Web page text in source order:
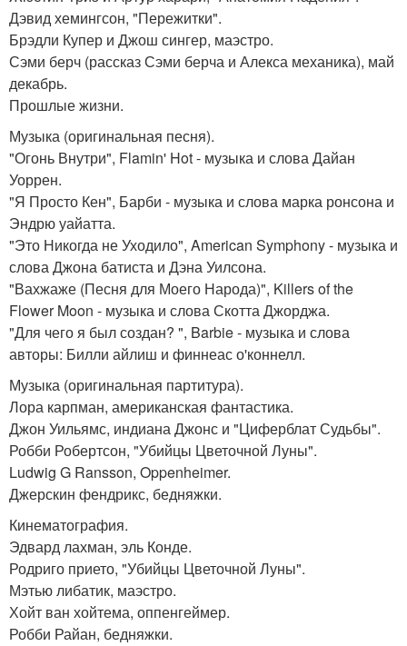
Дэвид хемингсон, "Пережитки".
Брэдли Купер и Джош сингер, маэстро.
Сэми берч (рассказ Сэми берча и Алекса механика), май
декабрь.
Прошлые жизни.
Музыка (оригинальная песня).
"Огонь Внутри", Flamin' Hot - музыка и слова Дайан
Уоррен.
"Я Просто Кен", Барби - музыка и слова марка ронсона и
Эндрю уайатта.
"Это Никогда не Уходило", American Symphony - музыка и
слова Джона батиста и Дэна Уилсона.
"Вахжаже (Песня для Моего Народа)", Killers of the
Flower Moon - музыка и слова Скотта Джорджа.
"Для чего я был создан? ", Barbie - музыка и слова
авторы: Билли айлиш и финнеас о'коннелл.
Музыка (оригинальная партитура).
Лора карпман, американская фантастика.
Джон Уильямс, индиана Джонс и "Циферблат Судьбы".
Робби Робертсон, "Убийцы Цветочной Луны".
Ludwig G Ransson, Oppenheimer.
Джерскин фендрикс, бедняжки.
Кинематография.
Эдвард лахман, эль Конде.
Родриго прието, "Убийцы Цветочной Луны".
Мэтью либатик, маэстро.
Хойт ван хойтема, оппенгеймер.
Робби Райан, бедняжки.